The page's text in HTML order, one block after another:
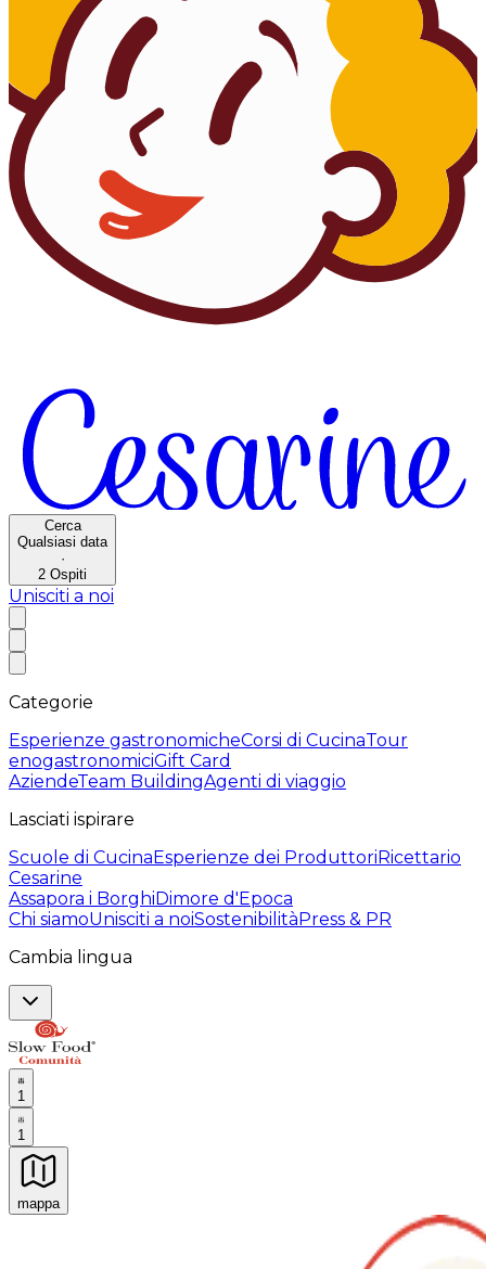
Cerca
Qualsiasi data
·
2 Ospiti
Unisciti a noi
Categorie
Esperienze gastronomicheCorsi di CucinaTour
enogastronomiciGift Card
AziendeTeam BuildingAgenti di viaggio
Lasciati ispirare
Scuole di CucinaEsperienze dei ProduttoriRicettario
Cesarine
Assapora i BorghiDimore d'Epoca
Chi siamoUnisciti a noiSostenibilitàPress & PR
Cambia lingua
1
1
mappa
Esperienze culinarie indimenticabili: Esperienze